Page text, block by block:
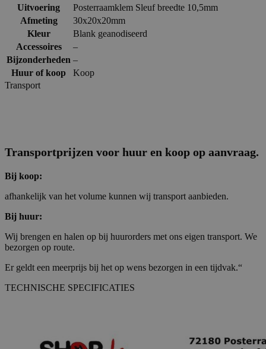
Uitvoering
Posterraamklem Sleuf breedte 10,5mm
Afmeting
30x20x20mm
Kleur
Blank geanodiseerd
Accessoires
–
Bijzonderheden –
Huur of koop
Koop
Transport
Transportprijzen voor huur en koop op aanvraag.
Bij koop:
afhankelijk van het volume kunnen wij transport aanbieden.
Bij huur:
Wij brengen en halen op bij huurorders met ons eigen transport. We
bezorgen op route.
Er geldt een meerprijs bij het op wens bezorgen in een tijdvak.“
TECHNISCHE SPECIFICATIES